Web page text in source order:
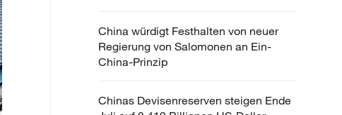
China würdigt Festhalten von neuer
Regierung von Salomonen an Ein-
China-Prinzip
Chinas Devisenreserven steigen Ende